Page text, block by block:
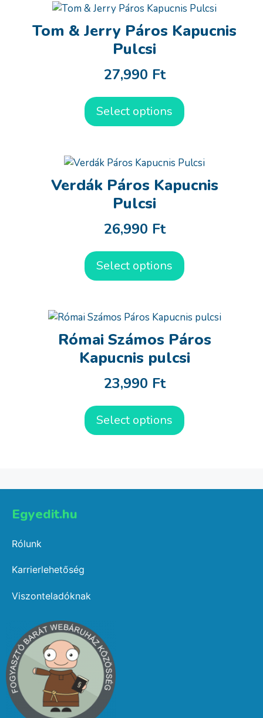
Tom & Jerry Páros Kapucnis
Pulcsi
27,990 Ft
Select options
Verdák Páros Kapucnis
Pulcsi
26,990 Ft
Select options
Római Számos Páros
Kapucnis pulcsi
23,990 Ft
Select options
Egyedit.hu
Rólunk
Karrierlehetőség
Viszonteladóknak